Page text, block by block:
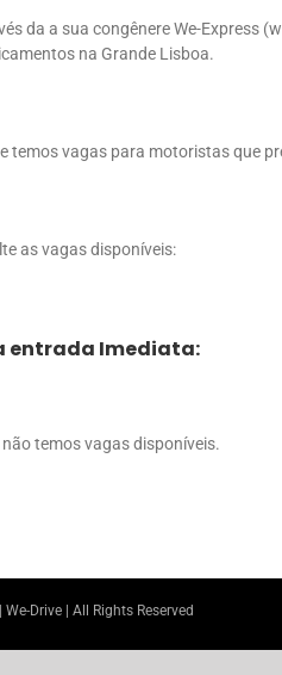
da a sua congênere We-
na Grande Lisboa.
temos vagas para motoristas que
as vagas disponíveis:
entrada Imediata:
temos vagas disponíveis.
Drive | All Rights Reserved